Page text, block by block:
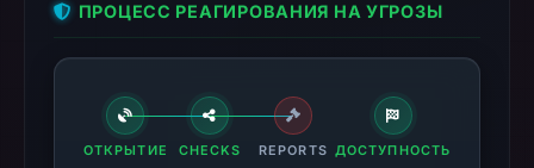
ПРОЦЕСС РЕАГИРОВАНИЯ НА УГРОЗЫ
ОТКРЫТИЕ CHECKS REPORTS ДОСТУПНОСТЬ